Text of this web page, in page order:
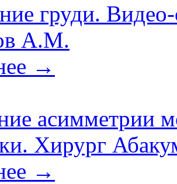
груди.
А.М.
→
асимметрии
Хирург
→